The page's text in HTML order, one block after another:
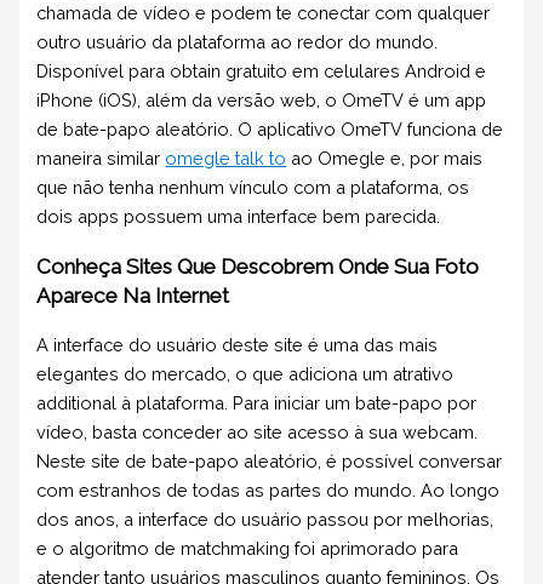
chamada de vídeo e podem te conectar com qualquer
outro usuário da plataforma ao redor do mundo.
Disponível para obtain gratuito em celulares Android e
iPhone (iOS), além da versão web, o OmeTV é um app
de bate-papo aleatório. O aplicativo OmeTV funciona de
maneira similar omegle talk to ao Omegle e, por mais
que não tenha nenhum vínculo com a plataforma, os
dois apps possuem uma interface bem parecida.
Conheça Sites Que Descobrem Onde Sua Foto
Aparece Na Internet
A interface do usuário deste site é uma das mais
elegantes do mercado, o que adiciona um atrativo
additional à plataforma. Para iniciar um bate-papo por
vídeo, basta conceder ao site acesso à sua webcam.
Neste site de bate-papo aleatório, é possível conversar
com estranhos de todas as partes do mundo. Ao longo
dos anos, a interface do usuário passou por melhorias,
e o algoritmo de matchmaking foi aprimorado para
atender tanto usuários masculinos quanto femininos. Os